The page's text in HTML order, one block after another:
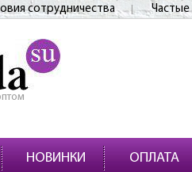
сотрудничества
НОВИНКИ ОПЛАТА